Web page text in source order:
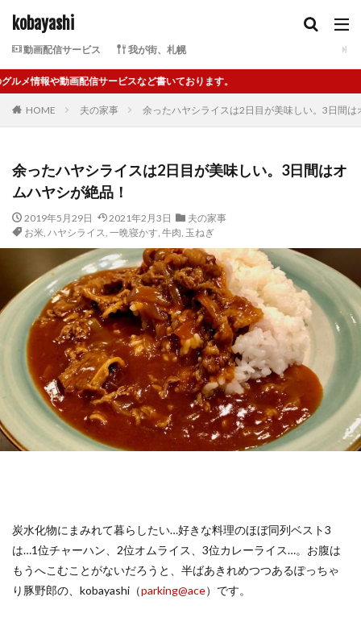
kobayashi
動画配信サービス 我が街、札幌
ビスなど書いております。
HOME 夫の家事 余ったハヤシライスは2日目が美味しい。3日間は
余ったハヤシライスは2日目が美味しい。3日間はオ
ムハヤシが絶品！
2019年5月29日 2021年2月3日
夫の家事
お米, ハヤシライス, 一晩寝かす, 牛肉, 玉ねぎ
炭水化物にまみれて暮らしたい…好きな料理のほぼ同列ベスト3
は…1位チャーハン、2位オムライス、3位カレーライス…。お腹は
もうへこむことがないだろうと、半ばあきれめつつあるぽっちゃ
り豚野郎の、kobayashi（parking@ace）です。